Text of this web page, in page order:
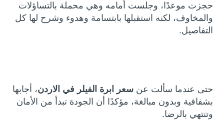
حجزت موعدًا، وجلست أمامه وهي محملة بالتساؤلات
والمخاوف، لكنه استقبلها بابتسامة وهدوء وشرح لها كل
التفاصيل.
حتى عندما سألت عنسعر ابرة الفيلر في الاردن، أجابها
بشفافية وبدون مبالغة، مؤكدًا أن الجودة تبدأ من الأمان
وتنتهي بالرضا.